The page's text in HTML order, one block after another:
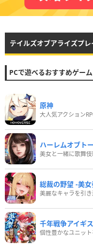
テイルズオブアライズプレ
PCで遊べるおすすめゲーム
原神
大人気アクション
ハーレムオブト
美女と一緒に歌舞
総裁の野望 -美
美麗なキャラを引
千年戦争アイギス
個性豊かなユニッ